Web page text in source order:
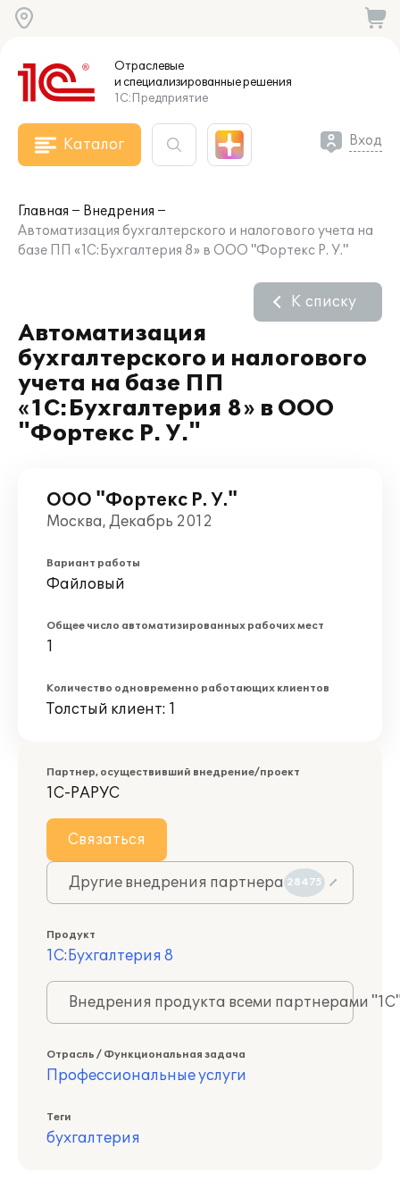
Отраслевые
и специализированныерешения
1С:Предприятие
Каталог Вход
Главная
Внедрения
Автоматизация бухгалтерского и налогового учета на
базе ПП «1С:Бухгалтерия 8» в ООО "Фортекс Р. У."
Автоматизация
бухгалтерского и налогового
учета на базе ПП
«1С:Бухгалтерия 8» в ООО
"Фортекс Р. У."
К списку
ООО "Фортекс Р. У."
Москва, Декабрь 2012
Вариант работы
Файловый
Общее число автоматизированных рабочих мест
1
Количество одновременно работающих клиентов
Толстый клиент: 1
Партнер, осуществивший внедрение/проект
1С-РАРУС
Связаться
Другие внедрения партнера 28475
Продукт
1С:Бухгалтерия 8
Внедрения продукта всеми партнерами
Отрасль / Функциональная задача
Профессиональные услуги
Теги
бухгалтерия